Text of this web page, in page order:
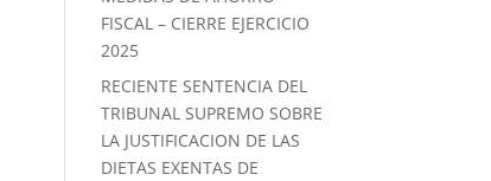
FISCAL – CIERRE EJERCICIO
2025
RECIENTE SENTENCIA DEL
TRIBUNAL SUPREMO SOBRE
LA JUSTIFICACION DE LAS
DIETAS EXENTAS DE